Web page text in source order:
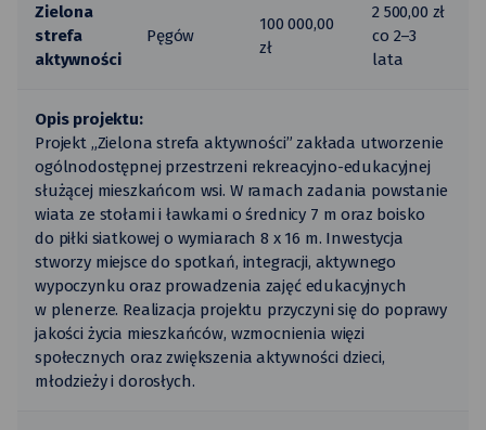
Zielona
strefa
aktywności
Pęgów
100 000,00
zł
2 500,00 zł
co 2–3
lata
Opis projektu:
Projekt „Zielona strefa aktywności” zakłada utworzenie
ogólnodostępnej przestrzeni rekreacyjno-edukacyjnej
służącej mieszkańcom wsi. W ramach zadania powstanie
wiata ze stołami i ławkami o średnicy 7 m oraz boisko
do piłki siatkowej o wymiarach 8 x 16 m. Inwestycja
stworzy miejsce do spotkań, integracji, aktywnego
wypoczynku oraz prowadzenia zajęć edukacyjnych
w plenerze. Realizacja projektu przyczyni się do poprawy
jakości życia mieszkańców, wzmocnienia więzi
społecznych oraz zwiększenia aktywności dzieci,
młodzieży i dorosłych.